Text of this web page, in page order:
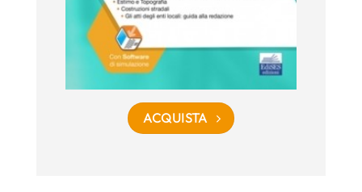
ACQUISTA